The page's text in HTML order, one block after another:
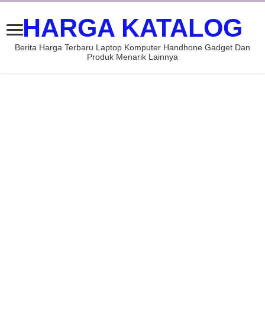
HARGA KATALOG
Berita Harga Terbaru Laptop Komputer Handhone Gadget Dan
Produk Menarik Lainnya